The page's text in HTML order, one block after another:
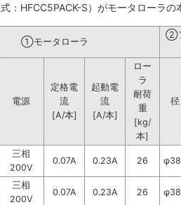
：HFCC5PACK-S）がモータローラ
①モータローラ
②
電源
定格電
流
[A/本]
起動電
流
[A/本]
ロー
ラ
耐荷
重
[kg/
本]
径
三相
200V
0.07A 0.23A 26
三相
200V
0.07A 0.23A 26